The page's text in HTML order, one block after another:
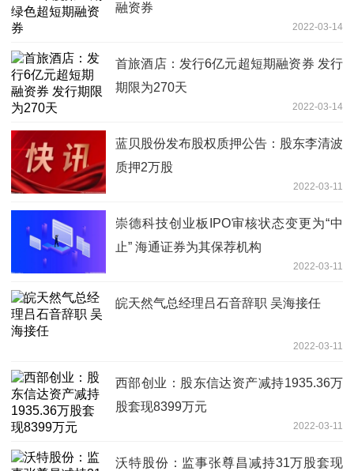
融资券
2022-03-14
首旅酒店：发行6亿元超短期融资券 发行
期限为270天
2022-03-14
蓝贝股份发布股权质押公告：股东李清波
质押2万股
2022-03-11
崇德科技创业板IPO审核状态变更为“中
止” 海通证券为其保荐机构
2022-03-11
皖天然气总经理吕石音辞职 吴海接任
2022-03-11
西部创业：股东信达资产减持1935.36万
股套现8399万元
2022-03-11
沃特股份：监事张尊昌减持31万股套现